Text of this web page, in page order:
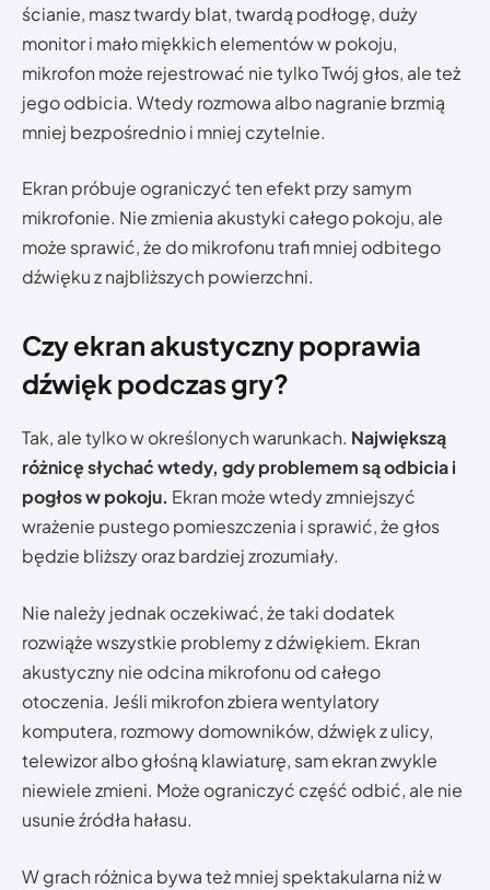
ścianie, masz twardy blat, twardą podłogę, duży
monitor i mało miękkich elementów w pokoju,
mikrofon może rejestrować nie tylko Twój głos, ale też
jego odbicia. Wtedy rozmowa albo nagranie brzmią
mniej bezpośrednio i mniej czytelnie.
Ekran próbuje ograniczyć ten efekt przy samym
mikrofonie. Nie zmienia akustyki całego pokoju, ale
może sprawić, że do mikrofonu trafi mniej odbitego
dźwięku z najbliższych powierzchni.
Czy ekran akustyczny poprawia
dźwięk podczas gry?
Tak, ale tylko w określonych warunkach. Największą
różnicę słychać wtedy, gdy problemem są odbicia i
pogłos w pokoju. Ekran może wtedy zmniejszyć
wrażenie pustego pomieszczenia i sprawić, że głos
będzie bliższy oraz bardziej zrozumiały.
Nie należy jednak oczekiwać, że taki dodatek
rozwiąże wszystkie problemy z dźwiękiem. Ekran
akustyczny nie odcina mikrofonu od całego
otoczenia. Jeśli mikrofon zbiera wentylatory
komputera, rozmowy domowników, dźwięk z ulicy,
telewizor albo głośną klawiaturę, sam ekran zwykle
niewiele zmieni. Może ograniczyć część odbić, ale nie
usunie źródła hałasu.
W grach różnica bywa też mniej spektakularna niż w